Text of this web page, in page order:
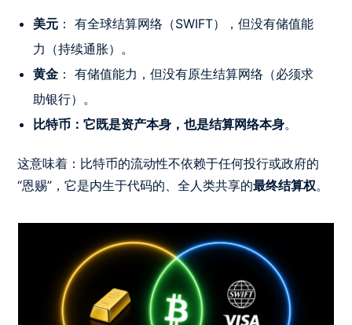
美元 ： 有全球结算网络（SWIFT），但没有储值能
力（持续通胀）。
黄金 ： 有储值能力，但没有原生结算网络（必须求
助银行）。
比特币：它既是资产本身，也是结算网络本身。
这意味着：比特币的流动性不依赖于任何投行或政府的
“恩赐”，它是内生于代码的、全人类共享的最终结算权。